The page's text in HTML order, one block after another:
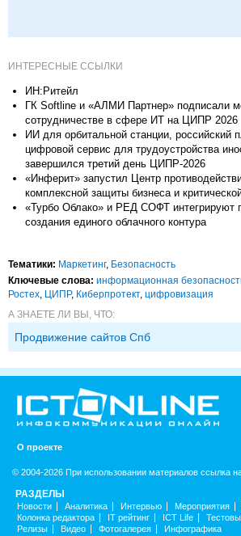
ИНТЕРЕСНЫЕ ССЫЛКИ
ИН:Ритейл
ГК Softline и «АЛМИ Партнер» подписали
сотрудничестве в сфере ИТ на ЦИПР 2026
ИИ для орбитальной станции, российский
цифровой сервис для трудоустройства
завершился третий день ЦИПР-2026
«Инферит» запустил Центр
комплексной защиты бизнеса и
«Турбо Облако» и РЕД СОФТ
создания единого облачного контура
Тематики: Маркетинг, Безопасность
Ключевые слова: информационная
Ростех, ЦИПР, Киберпротект, цифровизация
А ЗНАЕТЕ ЛИ ВЫ, ЧТО:
Продвижение сайтов Спб
О проекте
© 2004-2026 При использовании материалов ссылка
РАЗДЕЛЫ
Новости Аналитика Интервью Мероприятия
Колонка редактора
IT рейтинг ICT Life
Релизы
Видео Фотогалерея Инфографика